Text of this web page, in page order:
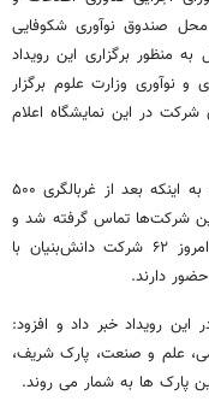
محل صندوق نوآوری شکوفایی
به منظور برگزاری این رویداد
نوآوری وزارت علوم برگزار
شرکت در این نمایشگاه اعلام
رئیس پارک علم و فناوری دانشگاه تهران با اشاره به اینکه بعد از غربالگری ۵۰۰
شرکت‌ها تماس گرفته شد و
در نهایت ۱۳۵ شرکت مورد تأیید قرار گرفت و امروز ۶۲ شرکت دانش‌بنیان با
دارند.
و فناوری در این رویداد خبر داد و افزود:
علم و صنعت، پارک شریف،
پارک ها به شمار می روند.